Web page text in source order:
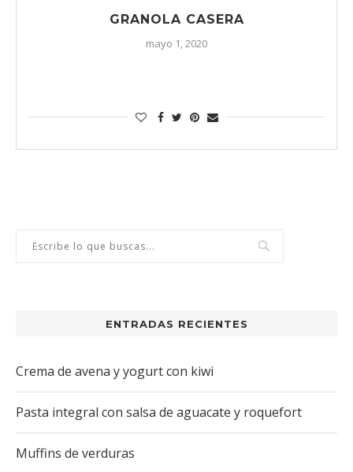
GRANOLA CASERA
mayo 1, 2020
ENTRADAS RECIENTES
Crema de avena y yogurt con kiwi
Pasta integral con salsa de aguacate y roquefort
Muffins de verduras